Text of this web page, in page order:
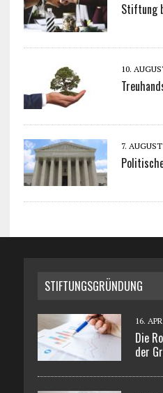
Stiftung
10.
7.
STIFTUNGSGRÜNDUNG
16.
Die
der